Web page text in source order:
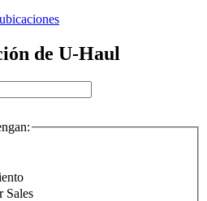
de U-Haul
Sales